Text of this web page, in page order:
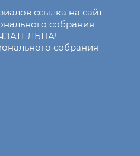
ссылка на сайт
собрания
собрания